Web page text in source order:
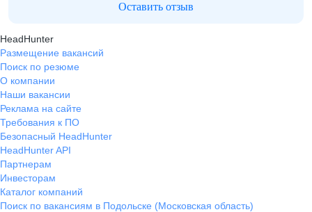
Оставить отзыв
HeadHunter
Размещение вакансий
Поиск по резюме
О компании
Наши вакансии
Реклама на сайте
Требования к ПО
Безопасный HeadHunter
HeadHunter API
Партнерам
Инвесторам
Каталог компаний
Поиск по вакансиям в Подольске (Московская область)